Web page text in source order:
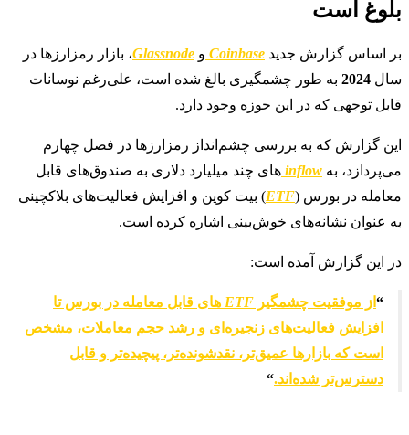
بلوغ است
بر اساس گزارش جدید Coinbase و Glassnode، بازار رمزارزها در
سال 2024 به طور چشمگیری بالغ شده است، علی‌رغم نوسانات
قابل توجهی که در این حوزه وجود دارد.
این گزارش که به بررسی چشم‌انداز رمزارزها در فصل چهارم
می‌پردازد، به inflow های چند میلیارد دلاری به صندوق‌های قابل
معامله در بورس (ETF) بیت کوین و افزایش فعالیت‌های بلاکچینی
به عنوان نشانه‌های خوش‌بینی اشاره کرده است.
در این گزارش آمده است:
“ از موفقیت چشمگیر ETF های قابل معامله در بورس تا
افزایش فعالیت‌های زنجیره‌ای و رشد حجم معاملات، مشخص
است که بازارها عمیق‌تر، نقدشونده‌تر، پیچیده‌تر و قابل
دسترس‌تر شده‌اند.“